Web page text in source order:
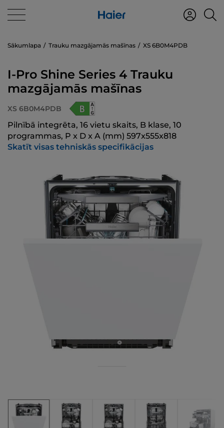
Sākumlapa Trauku mazgājamās mašīnas XS 6B0M4PDB
I-Pro Shine Series 4 Trauku
mazgājamās mašīnas
XS 6B0M4PDB
Pilnībā integrēta, 16 vietu skaits, B klase, 10
programmas, P x D x A (mm) 597x555x818
Skatīt visas tehniskās specifikācijas